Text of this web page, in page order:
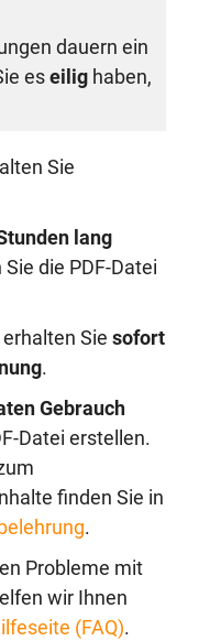
dauern ein
es eilig haben,
Sie
lang
die PDF-Datei
Sie sofort
.
Gebrauch
Datei erstellen.
finden Sie in
.
Probleme mit
wir Ihnen
(FAQ).